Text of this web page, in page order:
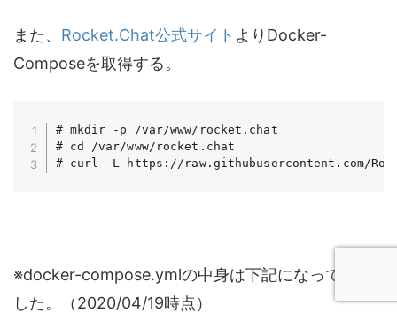
また、 Rocket.Chat公式サイト よりDocker-
Composeを取得する。
# mkdir -p /var/www/rocket.chat
# cd /var/www/rocket.chat
# curl -L https://raw.githubusercontent.com/
※docker-compose.ymlの中身は下記になっていま
した。（2020/04/19時点）